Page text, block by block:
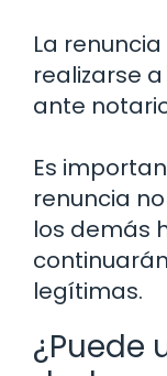
La
realizarse
ante
Es
renuncia
los demás
legítimas.
¿Puede